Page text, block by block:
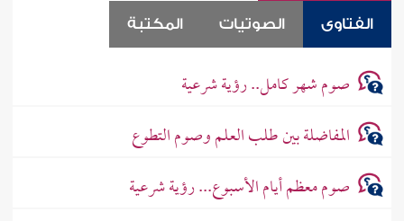
الفتاوى الصوتيات المكتبة
صوم شهر كامل.. رؤية شرعية
المفاضلة بين طلب العلم وصوم التطوع
صوم معظم أيام الأسبوع... رؤية شرعية